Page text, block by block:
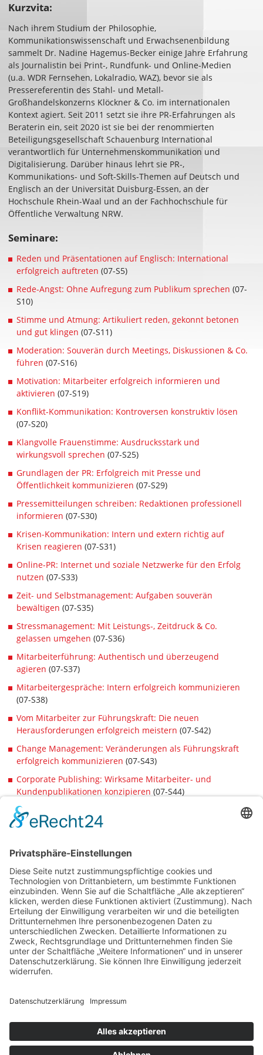
Kurzvita:
Nach ihrem Studium der Philosophie,
Kommunikationswissenschaft und Erwachsenenbildung
sammelt Dr. Nadine Hagemus-Becker einige Jahre Erfahrung
als Journalistin bei Print-, Rundfunk- und Online-Medien
(u.a. WDR Fernsehen, Lokalradio, WAZ), bevor sie als
Pressereferentin des Stahl- und Metall-
Großhandelskonzerns Klöckner & Co. im internationalen
Kontext agiert. Seit 2011 setzt sie ihre PR-Erfahrungen als
Beraterin ein, seit 2020 ist sie bei der renommierten
Beteiligungsgesellschaft Schauenburg International
verantwortlich für Unternehmenskommunikation und
Digitalisierung. Darüber hinaus lehrt sie PR-,
Kommunikations- und Soft-Skills-Themen auf Deutsch und
Englisch an der Universität Duisburg-Essen, an der
Hochschule Rhein-Waal und an der Fachhochschule für
Öffentliche Verwaltung NRW.
Seminare:
Reden und Präsentationen auf Englisch: International
erfolgreich auftreten (07-S5)
Rede-Angst: Ohne Aufregung zum Publikum sprechen (07-
S10)
Stimme und Atmung: Artikuliert reden, gekonnt betonen
und gut klingen (07-S11)
Moderation: Souverän durch Meetings, Diskussionen & Co.
führen (07-S16)
Motivation: Mitarbeiter erfolgreich informieren und
aktivieren (07-S19)
Konflikt-Kommunikation: Kontroversen konstruktiv lösen
(07-S20)
Klangvolle Frauenstimme: Ausdrucksstark und
wirkungsvoll sprechen (07-S25)
Grundlagen der PR: Erfolgreich mit Presse und
Öffentlichkeit kommunizieren (07-S29)
Pressemitteilungen schreiben: Redaktionen professionell
informieren (07-S30)
Krisen-Kommunikation: Intern und extern richtig auf
Krisen reagieren (07-S31)
Online-PR: Internet und soziale Netzwerke für den Erfolg
nutzen (07-S33)
Zeit- und Selbstmanagement: Aufgaben souverän
bewältigen (07-S35)
Stressmanagement: Mit Leistungs-, Zeitdruck & Co.
gelassen umgehen (07-S36)
Mitarbeiterführung: Authentisch und überzeugend
agieren (07-S37)
Mitarbeitergespräche: Intern erfolgreich kommunizieren
(07-S38)
Vom Mitarbeiter zur Führungskraft: Die neuen
Herausforderungen erfolgreich meistern (07-S42)
Change Management: Veränderungen als Führungskraft
erfolgreich kommunizieren (07-S43)
Corporate Publishing: Wirksame Mitarbeiter- und
Kundenpublikationen konzipieren (07-S44)
Erfolgreiche Gesprächsführung: Im persönlichen Dialog
zielgerichtet kommunizieren
Kurz-Interview mit Dr. Nadine Hagemus-
Becker
Was ist Ihr bester Kommunikations-Tipp?
»Bleiben Sie authentisch und achten Sie darauf, dass Ihre
Körpersprache mit dem Gesagten übereinstimmt.
Bereiten Sie sich immer gut vor, wenn Sie öffentlich
sprechen. Denn nur, wer sicher auftritt, überzeugt!«
Was macht ein gelungenes Statement aus?
»Es ist sachlich korrekt und fundiert, wird angemessen
emotional.«